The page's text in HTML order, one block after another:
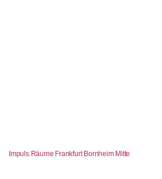
Impuls Räume Frankfurt Bornheim Mitte